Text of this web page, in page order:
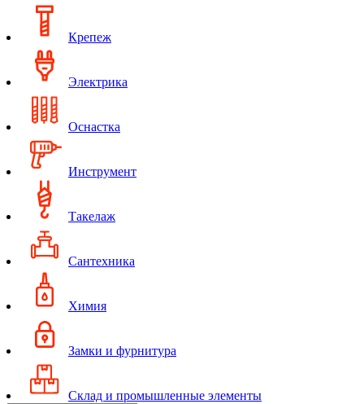
Крепеж
Электрика
Оснастка
Инструмент
Такелаж
Сантехника
Химия
Замки и фурнитура
Склад и промышленные элементы